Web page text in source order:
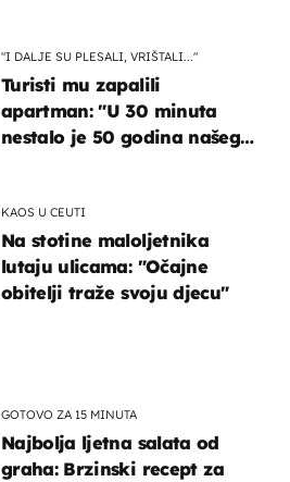
"I DALJE SU PLESALI, VRIŠTALI..."
Turisti mu zapalili
apartman: "U 30 minuta
nestalo je 50 godina našeg
KAOS U CEUTI
Na stotine maloljetnika
lutaju ulicama: "Očajne
obitelji traže svoju djecu"
GOTOVO ZA 15 MINUTA
Najbolja ljetna salata od
graha: Brzinski recept za